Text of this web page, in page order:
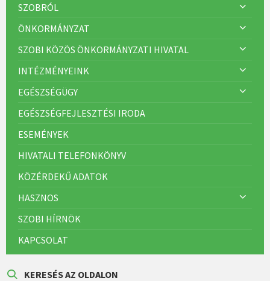
SZOBRÓL
ÖNKORMÁNYZAT
SZOBI KÖZÖS ÖNKORMÁNYZATI HIVATAL
INTÉZMÉNYEINK
EGÉSZSÉGÜGY
EGÉSZSÉGFEJLESZTÉSI IRODA
ESEMÉNYEK
HIVATALI TELEFONKÖNYV
KÖZÉRDEKŰ ADATOK
HASZNOS
SZOBI HÍRNÖK
KAPCSOLAT
KERESÉS AZ OLDALON